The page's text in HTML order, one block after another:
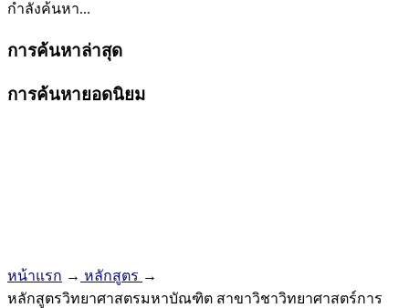
กำลังค้นหา...
การค้นหาล่าสุด
การค้นหายอดนิยม
หน้าแรก → หลักสูตร →
หลักสูตรวิทยาศาสตรมหาบัณฑิต สาขาวิชาวิทยาศาสตร์การ